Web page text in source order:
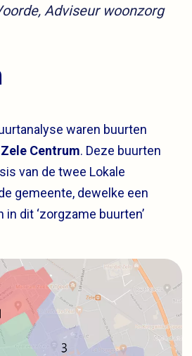
Adviseur woonzorg
waren buurten
Centrum. Deze buurten
van de twee Lokale
gemeente, dewelke een
dit ‘zorgzame buurten’